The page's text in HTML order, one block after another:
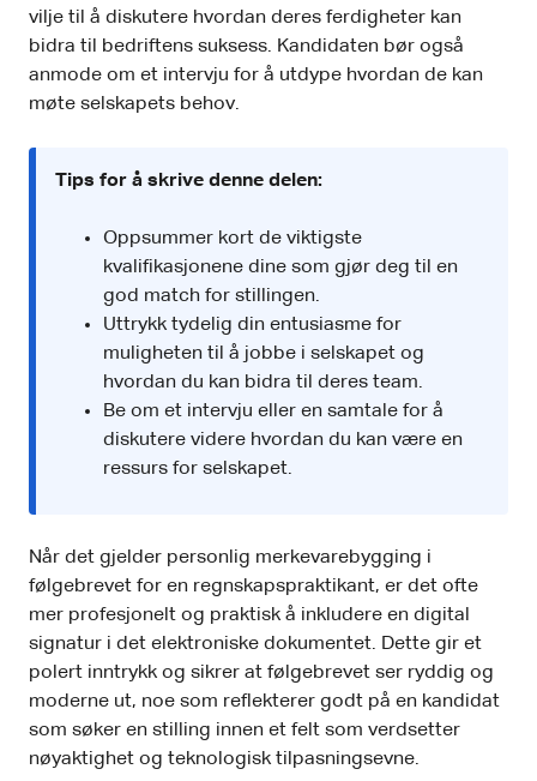
vilje til å diskutere hvordan deres ferdigheter kan
bidra til bedriftens suksess. Kandidaten bør også
anmode om et intervju for å utdype hvordan de kan
møte selskapets behov.
Tips for å skrive denne delen:
Oppsummer kort de viktigste
kvalifikasjonene dine som gjør deg til en
god match for stillingen.
Uttrykk tydelig din entusiasme for
muligheten til å jobbe i selskapet og
hvordan du kan bidra til deres team.
Be om et intervju eller en samtale for å
diskutere videre hvordan du kan være en
ressurs for selskapet.
Når det gjelder personlig merkevarebygging i
følgebrevet for en regnskapspraktikant, er det ofte
mer profesjonelt og praktisk å inkludere en digital
signatur i det elektroniske dokumentet. Dette gir et
polert inntrykk og sikrer at følgebrevet ser ryddig og
moderne ut, noe som reflekterer godt på en kandidat
som søker en stilling innen et felt som verdsetter
nøyaktighet og teknologisk tilpasningsevne.